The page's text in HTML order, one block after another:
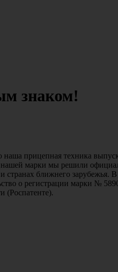
знаком!
прицепная техника
марки мы решили
странах ближнего зарубежья.
о регистрации марки №
(Роспатенте).